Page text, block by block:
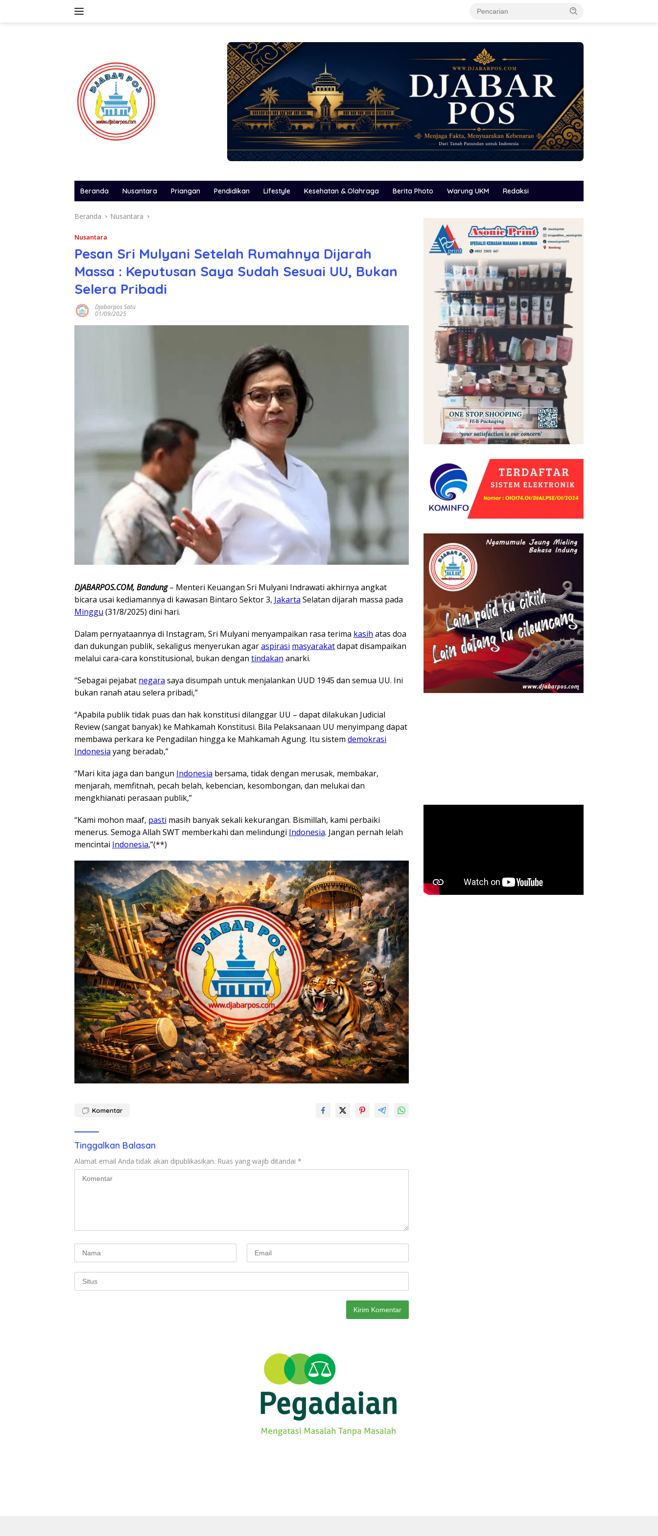
Beranda Nusantara Priangan Pendidikan Lifestyle Kesehatan & Olahraga Berita Photo Warung UKM Redaksi
Beranda Nusantara
Nusantara
Pesan Sri Mulyani Setelah Rumahnya Dijarah
Massa : Keputusan Saya Sudah Sesuai UU, Bukan
Selera Pribadi
Djabarpos Satu
01/09/2025
DJABARPOS.COM, Bandung– Menteri Keuangan Sri Mulyani Indrawati akhirnya angkat
bicara usai kediamannya di kawasan Bintaro Sektor 3, Jakarta Selatan dijarah massa pada
Minggu (31/8/2025) dini hari.
Dalam pernyataannya di Instagram, Sri Mulyani menyampaikan rasa terima kasih atas doa
dan dukungan publik, sekaligus menyerukan agaraspirasi masyarakatdapat disampaikan
melalui cara-cara konstitusional, bukan dengan tindakan anarki.
“Sebagai pejabat negara saya disumpah untuk menjalankan UUD 1945 dan semua UU. Ini
bukan ranah atau selera pribadi,”
“Apabila publik tidak puas dan hak konstitusi dilanggar UU – dapat dilakukan Judicial
Review (sangat banyak) ke Mahkamah Konstitusi. Bila Pelaksanaan UU menyimpang dapat
membawa perkara ke Pengadilan hingga ke Mahkamah Agung. Itu sistem demokrasi
Indonesia yang beradab,”
“Mari kita jaga dan bangun Indonesia bersama, tidak dengan merusak, membakar,
menjarah, memfitnah, pecah belah, kebencian, kesombongan, dan melukai dan
mengkhianati perasaan publik,”
“Kami mohon maaf, pasti masih banyak sekali kekurangan. Bismillah, kami perbaiki
menerus. Semoga Allah SWT memberkahi dan melindungi Indonesia. Jangan pernah lelah
mencintai Indonesia,”(**)
Komentar
Tinggalkan Balasan
Alamat email Anda tidak akan dipublikasikan. Ruas yang wajib ditandai *